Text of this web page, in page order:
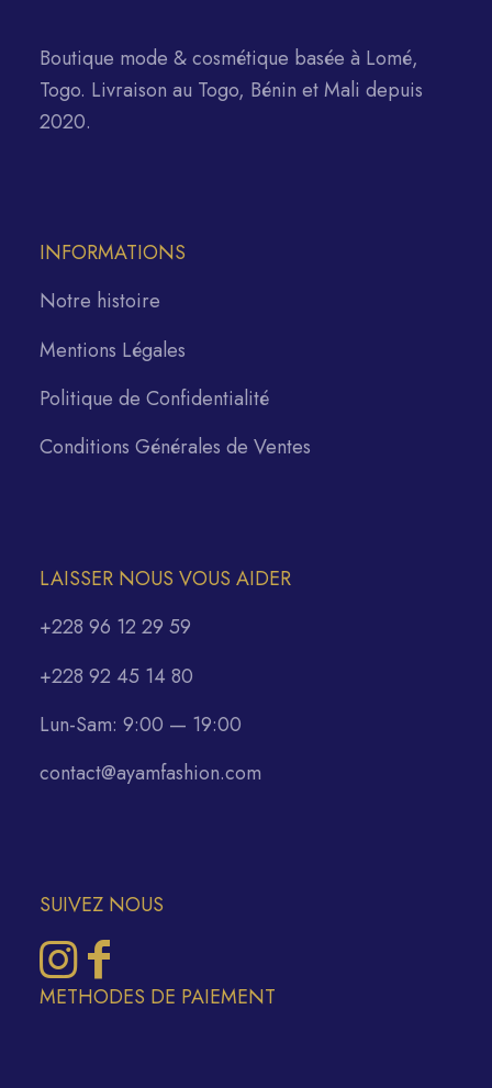
Boutique mode & cosmétique basée à Lomé,
Togo. Livraison au Togo, Bénin et Mali depuis
2020.
INFORMATIONS
Notre histoire
Mentions Légales
Politique de Confidentialité
Conditions Générales de Ventes
LAISSER NOUS VOUS AIDER
+228 96 12 29 59
+228 92 45 14 80
Lun-Sam: 9:00 — 19:00
contact@ayamfashion.com
SUIVEZ NOUS
METHODES DE PAIEMENT